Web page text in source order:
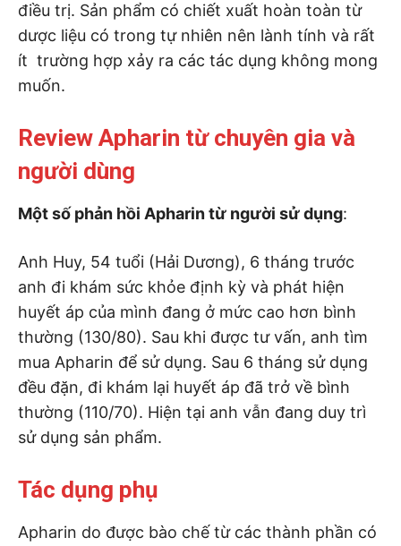
điều trị. Sản phẩm có chiết xuất hoàn toàn từ
dược liệu có trong tự nhiên nên lành tính và rất
ít trường hợp xảy ra các tác dụng không mong
muốn.
Review Apharin từ chuyên gia và
người dùng
Một số phản hồi Apharin từ người sử dụng:
Anh Huy, 54 tuổi (Hải Dương), 6 tháng trước
anh đi khám sức khỏe định kỳ và phát hiện
huyết áp của mình đang ở mức cao hơn bình
thường (130/80). Sau khi được tư vấn, anh tìm
mua Apharin để sử dụng. Sau 6 tháng sử dụng
đều đặn, đi khám lại huyết áp đã trở về bình
thường (110/70). Hiện tại anh vẫn đang duy trì
sử dụng sản phẩm.
Tác dụng phụ
Apharin do được bào chế từ các thành phần có